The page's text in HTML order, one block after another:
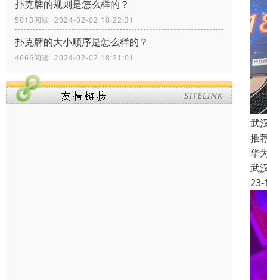
扑克牌的规则是怎么样的？
5013阅读 2024-02-02 18:22:31
扑克牌的大小顺序是怎么样的？
4666阅读 2024-02-02 18:21:01
武
推
华
武
23-